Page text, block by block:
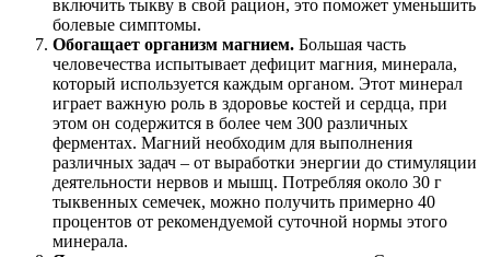
включить тыкву в свой рацион, это поможет уменьшить
болевые симптомы.
Обогащает организм магнием. Большая часть
человечества испытывает дефицит магния, минерала,
который используется каждым органом. Этот минерал
играет важную роль в здоровье костей и сердца, при
этом он содержится в более чем 300 различных
ферментах. Магний необходим для выполнения
различных задач – от выработки энергии до стимуляции
деятельности нервов и мышц. Потребляя около 30 г
тыквенных семечек, можно получить примерно 40
процентов от рекомендуемой суточной нормы этого
минерала.